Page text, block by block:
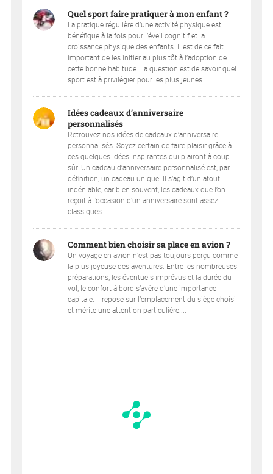
Quel sport faire pratiquer à mon enfant ?
La pratique régulière d’une activité physique est
bénéfique à la fois pour l’éveil cognitif et la
croissance physique des enfants. Il est de ce fait
important de les initier au plus tôt à l’adoption de
cette bonne habitude. La question est de savoir quel
sport est à privilégier pour les plus jeunes....
Idées cadeaux d’anniversaire
personnalisés
Retrouvez nos idées de cadeaux d’anniversaire
personnalisés. Soyez certain de faire plaisir grâce à
ces quelques idées inspirantes qui plairont à coup
sûr. Un cadeau d’anniversaire personnalisé est, par
définition, un cadeau unique. Il s’agit d’un atout
indéniable, car bien souvent, les cadeaux que l’on
reçoit à l’occasion d’un anniversaire sont assez
classiques....
Comment bien choisir sa place en avion ?
Un voyage en avion n’est pas toujours perçu comme
la plus joyeuse des aventures. Entre les nombreuses
préparations, les éventuels imprévus et la durée du
vol, le confort à bord s’avère d’une importance
capitale. Il repose sur l’emplacement du siège choisi
et mérite une attention particulière....